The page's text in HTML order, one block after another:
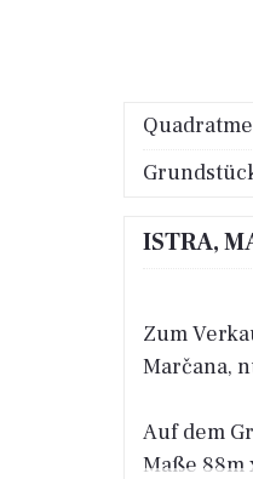
ISTRA,
Zum
Marčana,
Auf dem
Maße 88m